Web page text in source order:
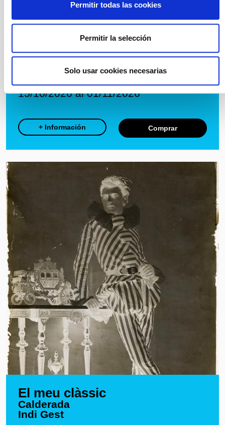
Permitir todas las cookies
Permitir la selección
Solo usar cookies necesarias
Gota
Direcció: Leandre Ribera
Jardines de Sala Tallers
15/10/2026 al 01/11/2026
+ Información Comprar
El meu clàssic
Calderada
Indi Gest